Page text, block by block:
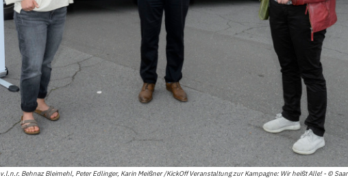
v.l.n.r. Behnaz Bleimehl, Peter Edlinger, Karin Meißner /KickOff Veranstaltung zur Kampagne: Wir heißt Alle! - ©